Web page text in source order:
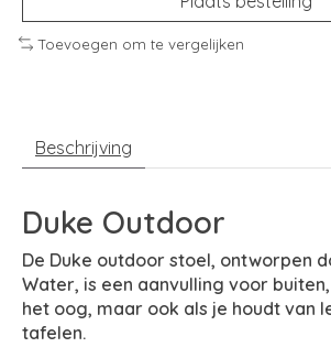
Toevoegen om te vergelijken
Beschrijving
Duke Outdoor
De Duke outdoor stoel, ontworpen
Water, is een aanvulling voor
het oog, maar ook als je houdt van
tafelen.